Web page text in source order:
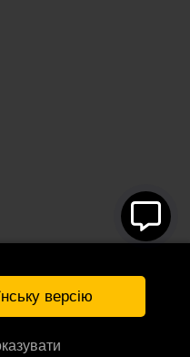
версію